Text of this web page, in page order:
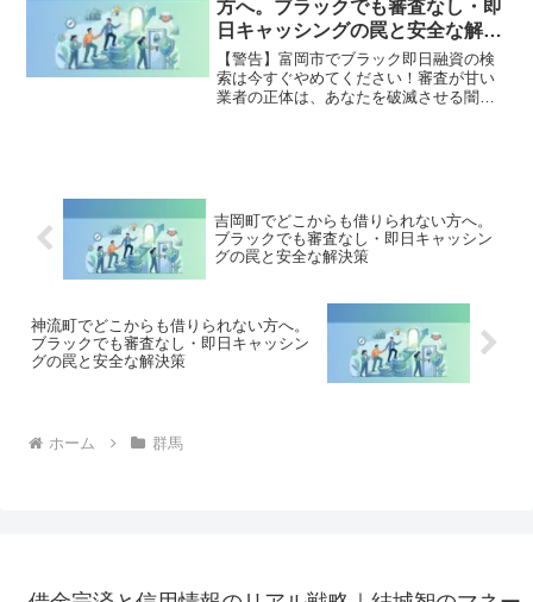
策を完全公開。
方へ。ブラックでも審査なし・即
日キャッシングの罠と安全な解決
策
【警告】富岡市でブラック即日融資の検
索は今すぐやめてください！審査が甘い
業者の正体は、あなたを破滅させる闇金
吉岡町でどこからも借りられない方へ。
ブラックでも審査なし・即日キャッシン
グの罠と安全な解決策
神流町でどこからも借りられない方へ。
ブラックでも審査なし・即日キャッシン
グの罠と安全な解決策
ホーム 群馬